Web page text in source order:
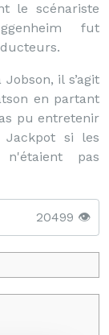
le scénariste
fut
il s’agit
en partant
pu entretenir
Jackpot si les
pas
20499 👁️